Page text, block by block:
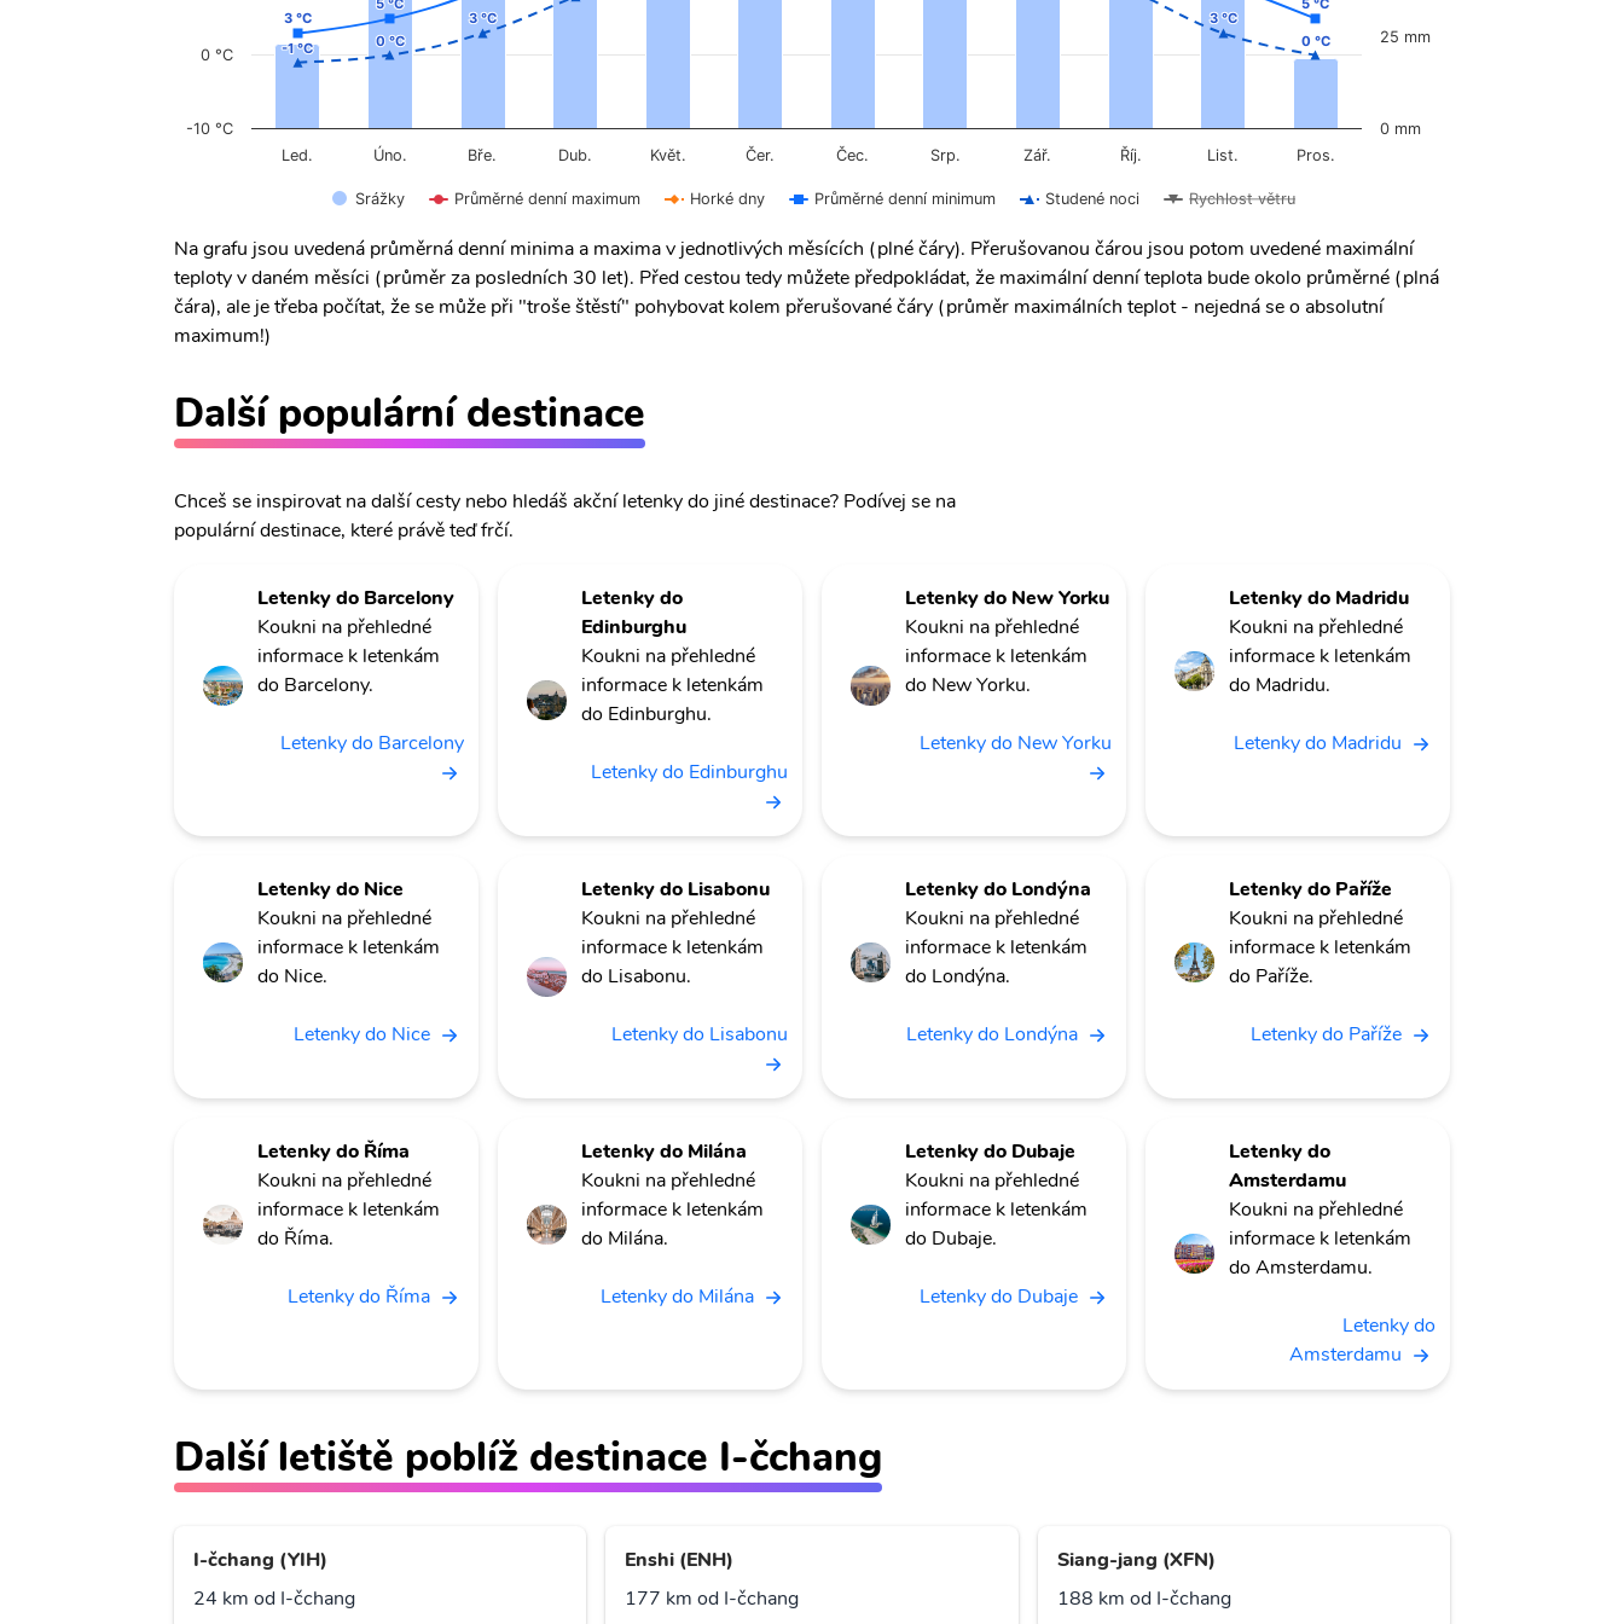
3 °C
3 °C
5 °C
5 °C 5 °C
5 °C
-1 °C
-1 °C 0 °C
0 °C
3 °C
3 °C 3 °C
3 °C
0 °C
0 °C
Srážky Průměrné denní maximum Horké dny Průměrné denní minimum Studené noci Rychlost větru
Led. Úno. Bře. Dub. Květ. Čer. Čec. Srp. Zář. Říj. List. Pros.
-10 °C
0 °C
0 mm
25 mm
Na grafu jsou uvedená průměrná denní minima a maxima v jednotlivých měsících (plné čáry). Přerušovanou čárou jsou potom uvedené maximální
teploty v daném měsíci (průměr za posledních 30 let). Před cestou tedy můžete předpokládat, že maximální denní teplota bude okolo průměrné (plná
čára), ale je třeba počítat, že se může při "troše štěstí" pohybovat kolem přerušované čáry (průměr maximálních teplot - nejedná se o absolutní
maximum!)
Další populární destinace
Chceš se inspirovat na další cesty nebo hledáš akční letenky do jiné destinace? Podívej se na
populární destinace, které právě teď frčí.
Letenky do Barcelony
Koukni na přehledné
informace k letenkám
do Barcelony.
Letenky do Barcelony
Letenky do
Edinburghu
Koukni na přehledné
informace k letenkám
do Edinburghu.
Letenky do Edinburghu
Letenky do New Yorku
Koukni na přehledné
informace k letenkám
do New Yorku.
Letenky do New Yorku
Letenky do Madridu
Koukni na přehledné
informace k letenkám
do Madridu.
Letenky do Madridu
Letenky do Nice
Koukni na přehledné
informace k letenkám
do Nice.
Letenky do Nice
Letenky do Lisabonu
Koukni na přehledné
informace k letenkám
do Lisabonu.
Letenky do Lisabonu
Letenky do Londýna
Koukni na přehledné
informace k letenkám
do Londýna.
Letenky do Londýna
Letenky do Paříže
Koukni na přehledné
informace k letenkám
do Paříže.
Letenky do Paříže
Letenky do Říma
Koukni na přehledné
informace k letenkám
do Říma.
Letenky do Říma
Letenky do Milána
Koukni na přehledné
informace k letenkám
do Milána.
Letenky do Milána
Letenky do Dubaje
Koukni na přehledné
informace k letenkám
do Dubaje.
Letenky do Dubaje
Letenky do
Amsterdamu
Koukni na přehledné
informace k letenkám
do Amsterdamu.
Letenky do
Amsterdamu
Další letiště poblíž destinace I-čchang
I-čchang (YIH)
24 km od I-čchang
Enshi (ENH)
177 km od I-čchang
Siang-jang (XFN)
188 km od I-čchang